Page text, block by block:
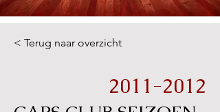
< Terug naar overzicht
2011-2012